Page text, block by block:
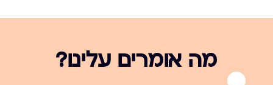
מה אומרים עלינו?